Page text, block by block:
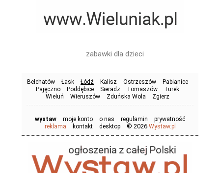
zabawki dla dzieci
Bełchatów Łask Łódź Kalisz Ostrzeszów
Pabianice
Pajęczno
Poddębice Sieradz Tomaszów
Turek
Wieluń
Wieruszów Zduńska Wola Zgierz
wystaw moje konto o nas regulamin
prywatność
reklama
kontakt desktop © 2026 Wystaw.pl